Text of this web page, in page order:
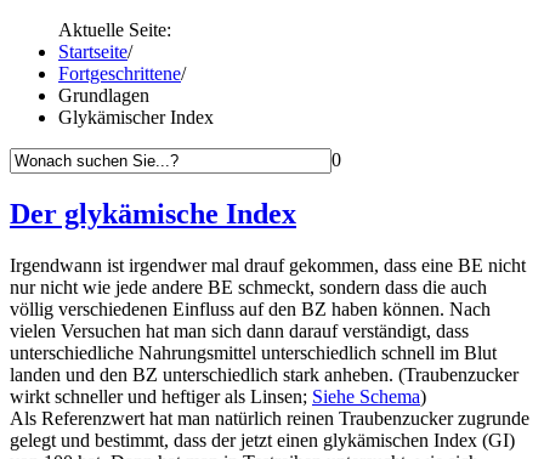
Aktuelle Seite:
Startseite/
Fortgeschrittene/
Grundlagen
Glykämischer Index
0
Der glykämische Index
Irgendwann ist irgendwer mal drauf gekommen, dass eine BE nicht
nur nicht wie jede andere BE schmeckt, sondern dass die auch
völlig verschiedenen Einfluss auf den BZ haben können. Nach
vielen Versuchen hat man sich dann darauf verständigt, dass
unterschiedliche Nahrungsmittel unterschiedlich schnell im Blut
landen und den BZ unterschiedlich stark anheben. (Traubenzucker
wirkt schneller und heftiger als Linsen; Siehe Schema)
Als Referenzwert hat man natürlich reinen Traubenzucker zugrunde
gelegt und bestimmt, dass der jetzt einen glykämischen Index (GI)